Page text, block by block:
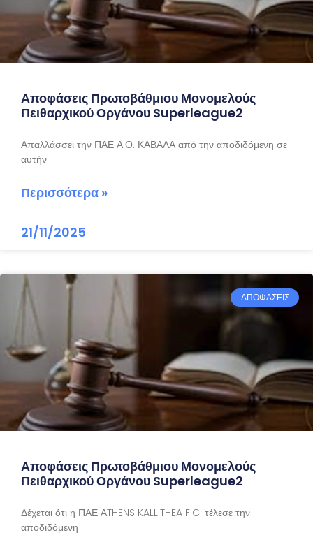
Αποφάσεις Πρωτοβάθμιου Μονομελούς
Πειθαρχικού Οργάνου Superleague2
Απαλλάσσει την ΠΑΕ Α.Ο. ΚΑΒΑΛΑ από την αποδιδόμενη σε
αυτήν
Περισσότερα »
21/11/2025
ΑΠΟΦΑΣΕΙΣ
Αποφάσεις Πρωτοβάθμιου Μονομελούς
Πειθαρχικού Οργάνου Superleague2
Δέχεται ότι η ΠΑΕ ΑTHENS KALLITHEA F.C. τέλεσε την
αποδιδόμενη